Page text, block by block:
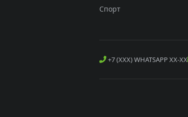
Спорт
+7 (XXX) WHATSAPP XX-XX